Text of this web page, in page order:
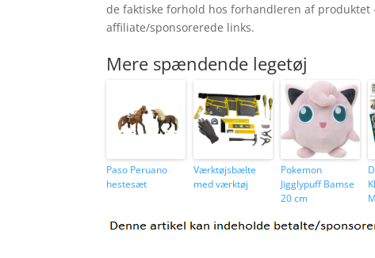
de faktiske forhold hos forhandleren af produktet
affiliate/sponsorerede links.
Mere spændende legetøj
Paso Peruano
hestesæt
Værktøjsbælte
med værktøj
Pokemon
Jigglypuff Bamse
20 cm